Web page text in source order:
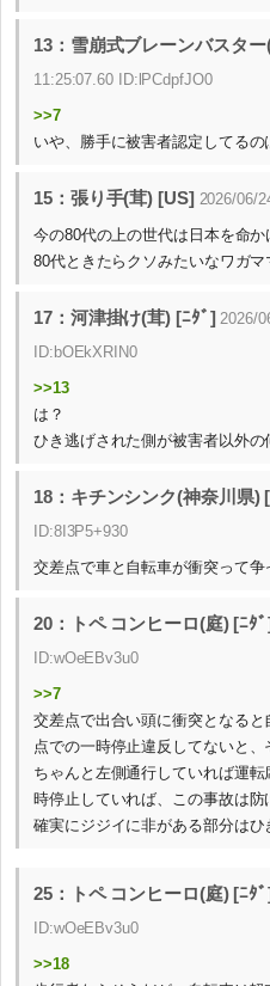
13：雪崩式ブレーンバスタ
11:25:07.60 ID:lPCdpfJO0
>>7
いや、勝手に被害者認定してる
15：張り手(茸) [US] 2026/06/
今の80代の上の世代は日本を命か
80代ときたらクソみたいなワガマ
17：河津掛け(茸) [ﾆﾀﾞ] 2026/
ID:bOEkXRIN0
>>13
は？
ひき逃げされた側が被害者以外の
18：キチンシンク(神奈川県)
ID:8I3P5+930
交差点で車と自転車が衝突って
20：トペ コンヒーロ(庭) [ﾆﾀ
ID:wOeEBv3u0
>>7
交差点で出合い頭に衝突となる
点での一時停止違反してないと、
ちゃんと左側通行していれば運
時停止していれば、この事故は防
確実にジジイに非がある部分はひ
25：トペ コンヒーロ(庭) [ﾆﾀ
ID:wOeEBv3u0
>>18